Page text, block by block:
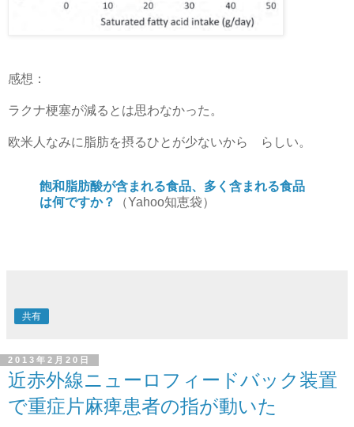
感想：
ラクナ梗塞が減るとは思わなかった。
欧米人なみに脂肪を摂るひとが少ないから らしい。
飽和脂肪酸が含まれる食品、多く含まれる食品
は何ですか？
（Yahoo知恵袋）
共有
2013年2月20日
近赤外線ニューロフィードバック装置
で重症片麻痺患者の指が動いた